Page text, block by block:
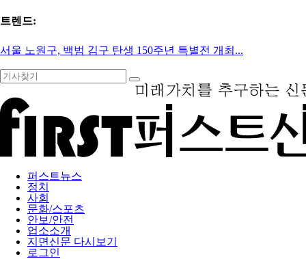
트렌드:
서울 노원구, 백범 김구 탄생 150주년 특별전 개최...
퍼스트뉴스
정치
사회
문화/스포츠
안보/안전
업소소개
지면신문 다시보기
로그인